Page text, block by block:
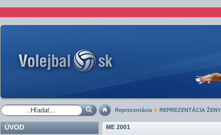
Reprezentácia REPREZENTÁCIA ŽENY
ÚVOD
ME 2001